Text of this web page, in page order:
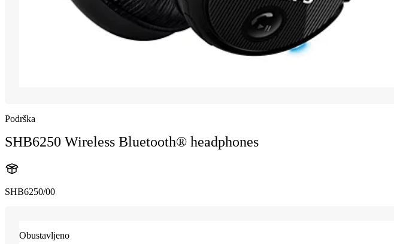
Podrška
SHB6250 Wireless Bluetooth® headphones
SHB6250/00
Obustavljeno